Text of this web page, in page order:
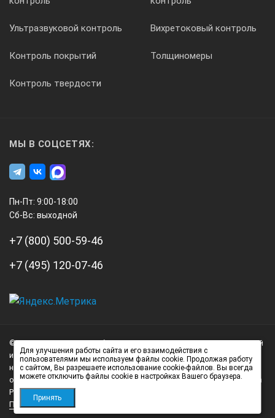
Ультразвуковой контроль Вихретоковый контроль
Контроль покрытий Толщиномеры
Контроль твердости
МЫ В СОЦСЕТЯХ:
Пн-Пт: 9:00-18:00
Сб-Вс: выходной
+7 (800) 500-59-46
+7 (495) 120-07-46
Нагорный
проезд
д.7
стр.
© 2026 А3 Инжиниринг Обращаем Ваше внимание на то, что данный
интернет-сайт носит исключительно информационный характер и
ни при каких условиях не является публичной офертой,
определяемой положениями статьи 437 (2) Гражданского кодекса
Российской Федерации.
Политика обработки персональных данных
Для улучшения работы сайта и его взаимодействия с
пользователями мы используем файлы cookie. Продолжая работу
с сайтом, Вы разрешаете использование cookie-файлов. Вы всегда
можете отключить файлы cookie в настройках Вашего браузера.
Принять